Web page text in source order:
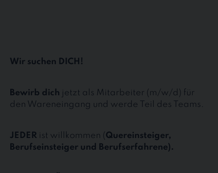
Wir suchen DICH!
Bewirb dich jetzt als Mitarbeiter (m/w/d) für
den Wareneingang und werde Teil des Teams.
JEDER ist willkommen (Quereinsteiger,
Berufseinsteiger und Berufserfahrene).